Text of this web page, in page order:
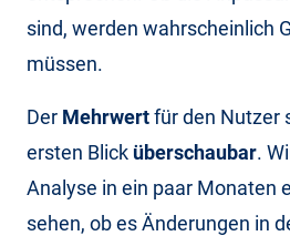
sind, werden wahrscheinlich
müssen.
Der Mehrwertfür den Nutzer
ersten Blick überschaubar.
Analyse in ein paar Monaten
sehen, ob es Änderungen in